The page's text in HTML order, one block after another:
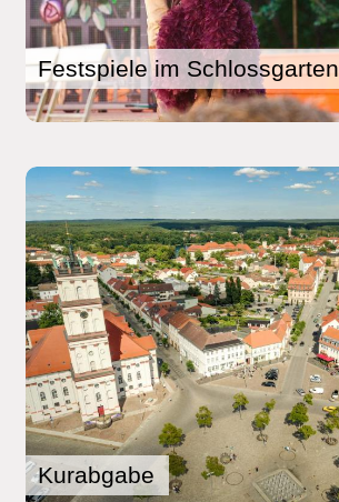
Festspiele im Schlossgarten
Kurabgabe